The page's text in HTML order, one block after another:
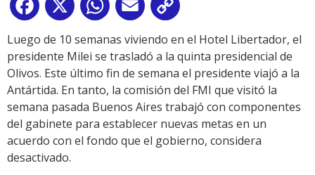
Facebook
X WhatsApp
Email
Link
Luego de 10 semanas viviendo en el Hotel Libertador, el
presidente Milei se trasladó a la quinta presidencial de
Olivos. Este último fin de semana el presidente viajó a la
Antártida. En tanto, la comisión del FMI que visitó la
semana pasada Buenos Aires trabajó con componentes
del gabinete para establecer nuevas metas en un
acuerdo con el fondo que el gobierno, considera
desactivado.